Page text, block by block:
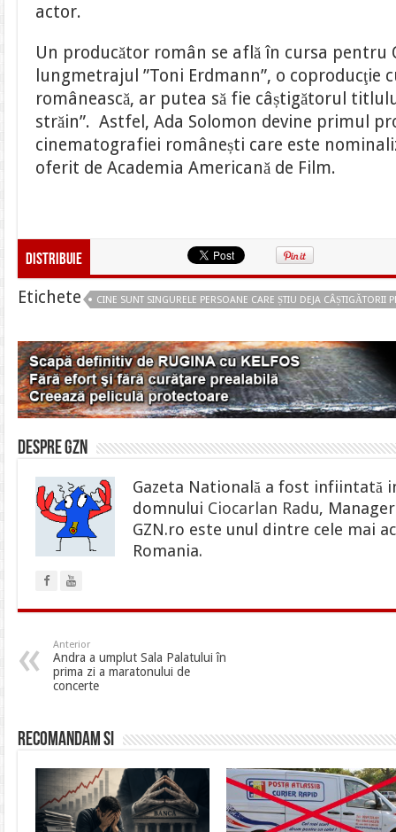
actor.
Un producător român se află în cursa pentru
lungmetrajul ”Toni Erdmann”, o coproducţie
românească, ar putea să fie câștigătorul
străin”. Astfel, Ada Solomon devine primul
cinematografiei românești care este
oferit de Academia Americană de Film.
Distribuie
Etichete CINE SUNT SINGURELE PERSOANE CARE ȘTIU DEJA CÂȘTIGĂTORII
Despre gzn
Gazeta Natională a fost infiintată
domnului Ciocarlan Radu,
GZN.ro este unul dintre cele mai
Romania.
Anterior
Andra a umplut Sala Palatului în
prima zi a maratonului de
concerte
Recomandam si